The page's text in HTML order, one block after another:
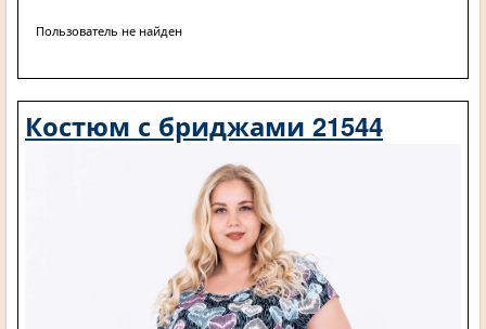
Пользователь не найден
Костюм с бриджами 21544